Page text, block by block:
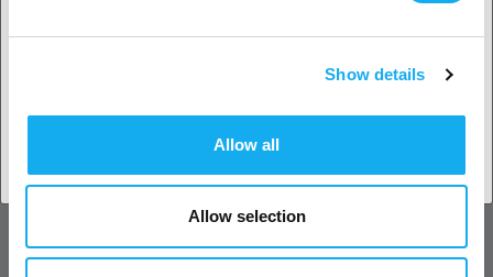
Show details
Allow all
Allow selection